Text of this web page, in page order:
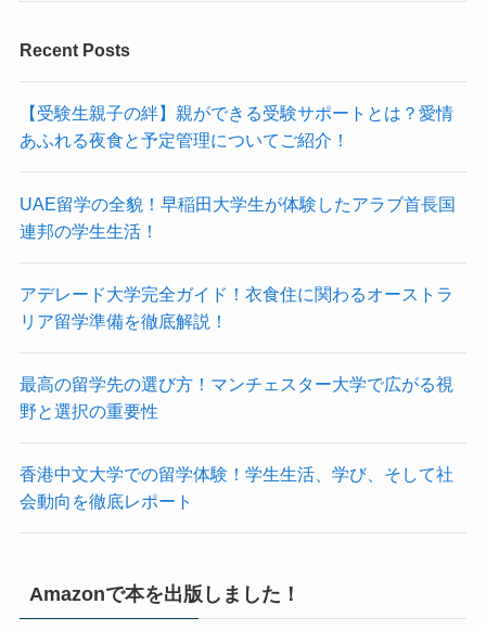
Recent Posts
【受験生親子の絆】親ができる受験サポートとは？愛情
あふれる夜食と予定管理についてご紹介！
UAE留学の全貌！早稲田大学生が体験したアラブ首長国
連邦の学生生活！
アデレード大学完全ガイド！衣食住に関わるオーストラ
リア留学準備を徹底解説！
最高の留学先の選び方！マンチェスター大学で広がる視
野と選択の重要性
香港中文大学での留学体験！学生生活、学び、そして社
会動向を徹底レポート
Amazonで本を出版しました！